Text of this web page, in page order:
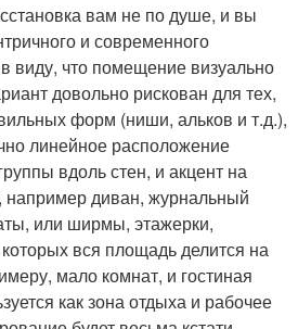
вам не по душе, и вы
и современного
виду, что помещение визуально
довольно рискован для тех,
форм (ниши, альков и т.д.),
линейное расположение
вдоль стен, и акцент на
например диван, журнальный
или ширмы, этажерки,
вся площадь делится на
мало комнат, и гостиная
как зона отдыха и рабочее